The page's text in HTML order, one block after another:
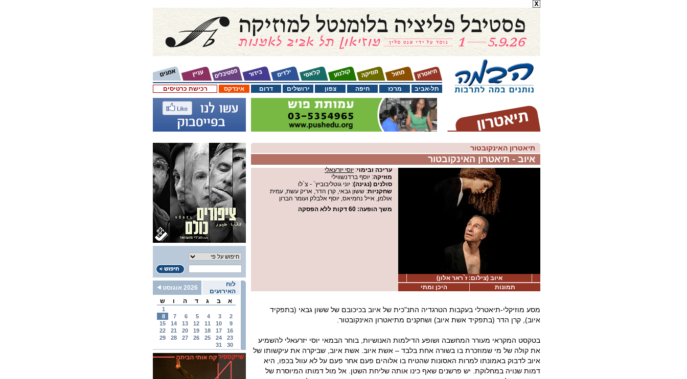
רכישת כרטיסים אינדקס דרום ירושלים צפון חיפה מרכז תל-אביב
לוח
האירועים
2026 אוגוסט
א
ב ג ד ה ו ש
1
2
3
4
5
6
7
8
9
10
11
12
13
14
15
16
17
18
19
20
21
22
23
24
25
26
27
28
29
30
31
תיאטרון האינקובטור
איוב - תיאטרון האינקובטור
עריכה ובימוי:יוסי יזרעאלי
מוזיקה: יוסף ברדנשווילי
סולנים (נגינה): יוני גוטליבוביץ` - צ`לו
שחקניות: ששון גבאי, קרן הדר, אריק עשת, עמית
אולמן, אייל נחמיאס, יוסף אלבלק ועומר הברון
משך הופעה: 60 דקות ללא הפסקה
איוב (צילום: ז`ראר אלון)
תמונות
היכן ומתי
מסע מוזיקלי-תיאטרלי בעקבות הטרגדיה התנ"כית של איוב בכיכובם של ששון גבאי (בתפקיד
איוב), קרן הדר (בתפקיד אשת איוב) ושחקנים מתיאטרון האינקובטור.
בטקסט המקראי מעורר המחשבה ושופע הדילמות האנושיות, בוחר הבמאי יוסי יזרעאלי להשמיע
את קולה של מי שמוזכרת בו בשורה אחת בלבד – אשת איוב. אשת איוב, שביקרה את עיקשותו של
איוב לדבוק באמונתו למרות האסונות שהטיח בו אלוהים פעם אחר פעם על לא עוול בכפו, היא
דמות שנויה במחלוקת. יש פרשנים שאף כינו אותה שליחת השטן. אל מול דמותו המיוסרת של